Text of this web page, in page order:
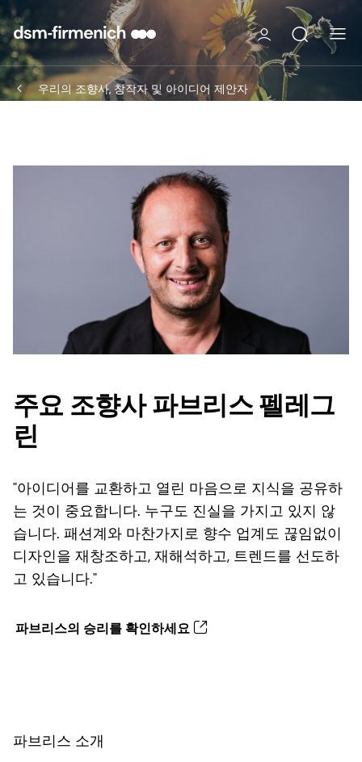
우리의 조향사, 창작자 및 아이디어 제안자
주요 조향사 파브리스 펠레그
린
"아이디어를 교환하고 열린 마음으로 지식을 공유하
는 것이 중요합니다. 누구도 진실을 가지고 있지 않
습니다. 패션계와 마찬가지로 향수 업계도 끊임없이
디자인을 재창조하고, 재해석하고, 트렌드를 선도하
고 있습니다."
파브리스의 승리를 확인하세요
파브리스 소개